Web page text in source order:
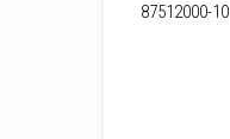
87512000-10